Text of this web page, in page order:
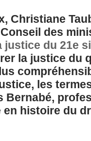
Christiane
des
justice du 21e
la justice du
les
Bernabé,
en histoire du